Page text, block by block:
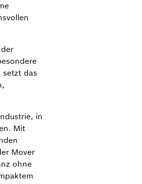
setzt das
in
Mit
Mover
ohne